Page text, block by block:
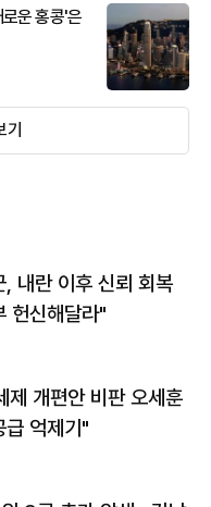
운 홍콩'은
기
내란 이후 신뢰 회복
헌신해달라"
제 개편안 비판 오세훈
억제기"